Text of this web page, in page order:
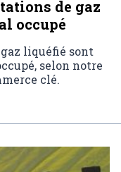
de gaz
occupé
liquéfié sont
selon notre
clé.